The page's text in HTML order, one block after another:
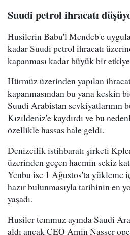
Suudi petrol ihracatı
Husilerin Babu'l Mendeb'e
kadar Suudi petrol ihracatı
kapanması kadar büyük bir
Hürmüz üzerinden yapılan
kapanmasından bu yana keskin
Suudi Arabistan sevkiyatlarının
Kızıldeniz'e kaydırdı ve bu
özellikle hassas hale geldi.
Denizcilik istihbaratı şirketi
üzerinden geçen hacmin sekiz
Yenbu ise 1 Ağustos'ta yükleme
hazır bulunmasıyla tarihinin en
yaşadı.
Husiler temmuz ayında Saudi
aldı ancak CEO Amin Nasser